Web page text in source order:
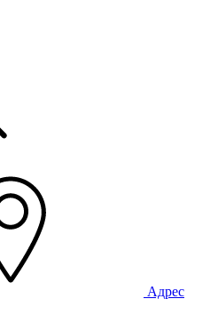
Адрес